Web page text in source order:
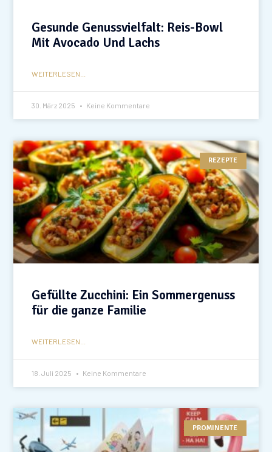
Gesunde Genussvielfalt: Reis-Bowl
Mit Avocado Und Lachs
WEITERLESEN...
30. März 2025 Keine Kommentare
REZEPTE
Gefüllte Zucchini: Ein Sommergenuss
für die ganze Familie
WEITERLESEN...
18. Juli 2025 Keine Kommentare
PROMINENTE